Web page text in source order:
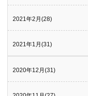
2021年2月(28)
2021年1月(31)
2020年12月(31)